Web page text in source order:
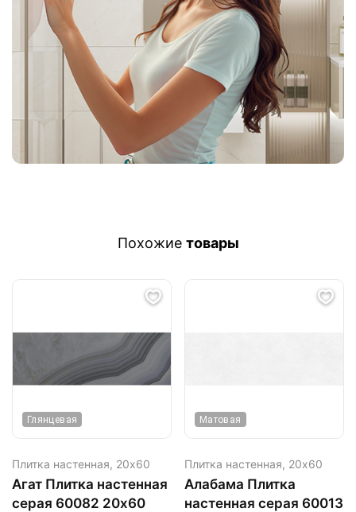
Похожие товары
Глянцевая
Плитка настенная, 20х60
Агат Плитка настенная
серая 60082 20х60
Матовая
Плитка настенная, 20х60
Алабама Плитка
настенная серая 60013